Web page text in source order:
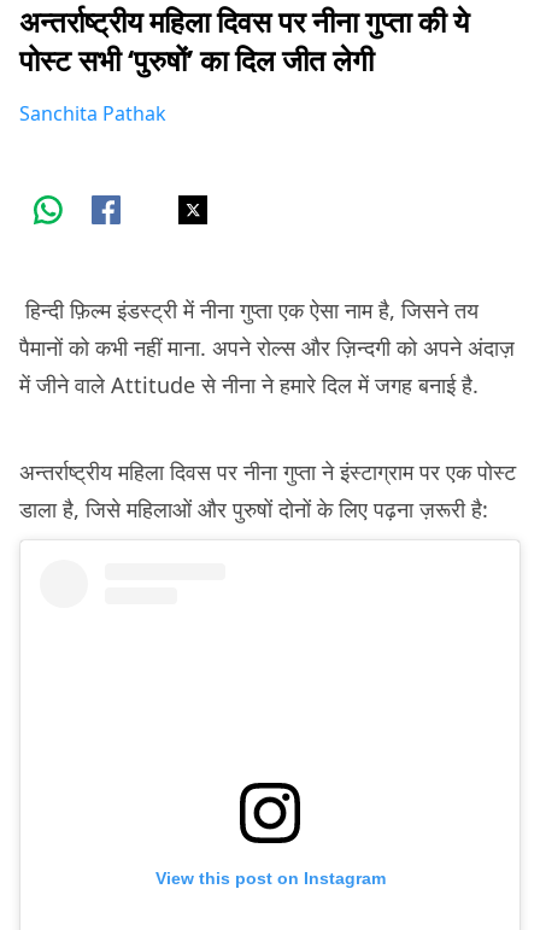
अन्तर्राष्ट्रीय महिला दिवस पर नीना गुप्ता की ये
पोस्ट सभी ‘पुरुषों’ का दिल जीत लेगी
Sanchita Pathak
हिन्दी फ़िल्म इंडस्ट्री में नीना गुप्ता एक ऐसा नाम है, जिसने तय
पैमानों को कभी नहीं माना. अपने रोल्स और ज़िन्दगी को अपने अंदाज़
में जीने वाले Attitude से नीना ने हमारे दिल में जगह बनाई है.
अन्तर्राष्ट्रीय महिला दिवस पर नीना गुप्ता ने इंस्टाग्राम पर एक पोस्ट
डाला है, जिसे महिलाओं और पुरुषों दोनों के लिए पढ़ना ज़रूरी है:
View this post on Instagram